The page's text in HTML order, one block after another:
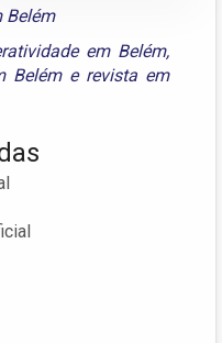
Belém
em Belém,
Beléme revista em